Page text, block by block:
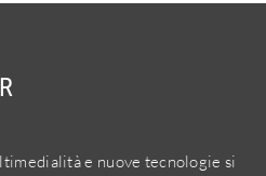
e nuove tecnologie si